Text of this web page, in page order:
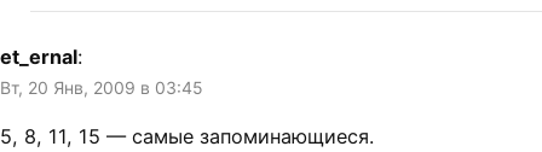
et_ernal:
Вт, 20 Янв, 2009 в 03:45
5, 8, 11, 15 — самые запоминающиеся.